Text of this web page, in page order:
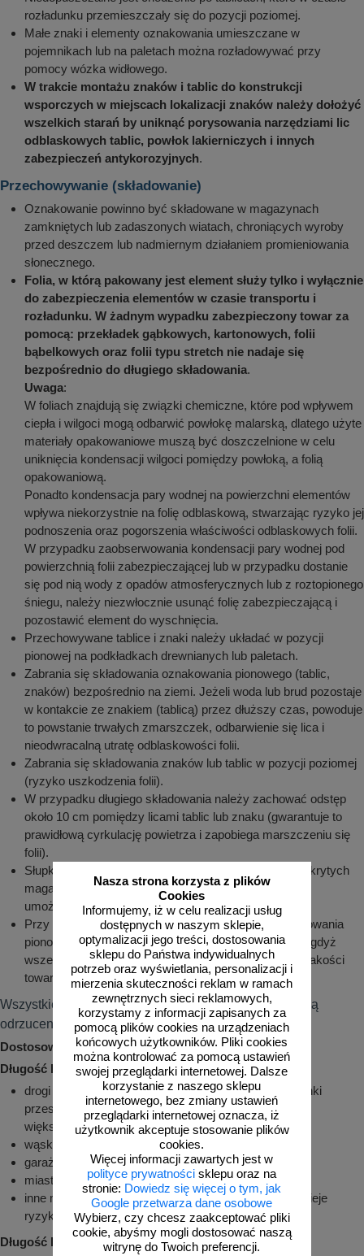
Nasza strona korzysta z plików
Cookies
Informujemy, iż w celu realizacji usług
dostępnych w naszym sklepie,
optymalizacji jego treści, dostosowania
sklepu do Państwa indywidualnych
potrzeb oraz wyświetlania, personalizacji i
mierzenia skuteczności reklam w ramach
zewnętrznych sieci reklamowych,
korzystamy z informacji zapisanych za
pomocą plików cookies na urządzeniach
końcowych użytkowników. Pliki cookies
można kontrolować za pomocą ustawień
swojej przeglądarki internetowej. Dalsze
korzystanie z naszego sklepu
internetowego, bez zmiany ustawień
przeglądarki internetowej oznacza, iż
użytkownik akceptuje stosowanie plików
cookies.
Więcej informacji zawartych jest w
polityce prywatności sklepu oraz na
stronie: Dowiedz się więcej o tym, jak
Google przetwarza dane osobowe
Wybierz, czy chcesz zaakceptować pliki
cookie, abyśmy mogli dostosować naszą
witrynę do Twoich preferencji.
rozładunku przemieszczały się do pozycji poziomej.
Małe znaki i elementy oznakowania umieszczane w
pojemnikach lub na paletach można rozładowywać przy
pomocy wózka widłowego.
W trakcie montażu znaków i tablic do konstrukcji
wsporczych w miejscach lokalizacji znaków należy dołożyć
wszelkich starań by uniknąć porysowania narzędziami lic
odblaskowych tablic, powłok lakierniczych i innych
zabezpieczeń antykorozyjnych.
Przechowywanie (składowanie)
Oznakowanie powinno być składowane w magazynach
zamkniętych lub zadaszonych wiatach, chroniących wyroby
przed deszczem lub nadmiernym działaniem promieniowania
słonecznego.
Folia, w którą pakowany jest element służy tylko i wyłącznie
do zabezpieczenia elementów w czasie transportu i
rozładunku. W żadnym wypadku zabezpieczony towar za
pomocą: przekładek gąbkowych, kartonowych, folii
bąbelkowych oraz folii typu stretch nie nadaje się
bezpośrednio do długiego składowania.
Uwaga:
W foliach znajdują się związki chemiczne, które pod wpływem
ciepła i wilgoci mogą odbarwić powłokę malarską, dlatego użyte
materiały opakowaniowe muszą być doszczelnione w celu
uniknięcia kondensacji wilgoci pomiędzy powłoką, a folią
opakowaniową.
Ponadto kondensacja pary wodnej na powierzchni elementów
wpływa niekorzystnie na folię odblaskową, stwarzając ryzyko jej
podnoszenia oraz pogorszenia właściwości odblaskowych folii.
W przypadku zaobserwowania kondensacji pary wodnej pod
powierzchnią folii zabezpieczającej lub w przypadku dostanie
się pod nią wody z opadów atmosferycznych lub z roztopionego
śniegu, należy niezwłocznie usunąć folię zabezpieczającą i
pozostawić element do wyschnięcia.
Przechowywane tablice i znaki należy układać w pozycji
pionowej na podkładkach drewnianych lub paletach.
Zabrania się składowania oznakowania pionowego (tablic,
znaków) bezpośrednio na ziemi. Jeżeli woda lub brud pozostaje
w kontakcie ze znakiem (tablicą) przez dłuższy czas, powoduje
to powstanie trwałych zmarszczek, odbarwienie się lica i
nieodwracalną utratę odblaskowości folii.
Zabrania się składowania znaków lub tablic w pozycji poziomej
(ryzyko uszkodzenia folii).
W przypadku długiego składowania należy zachować odstęp
około 10 cm pomiędzy licami tablic lub znaku (gwarantuje to
prawidłową cyrkulację powietrza i zapobiega marszczeniu się
folii).
Słupki, uchwyty i inne elementy przechowywane w odkrytych
magazynach składować w ażurowych pojemnikach
umożliwiających ściekanie wody.
Przy rozładunku i przechowywaniu elementów oznakowania
pionowego należy zachować szczególną ostrożność, gdyż
wszelkiego rodzaju zarysowania powodują obniżenie jakości
towaru.
Wszystkie odstępstwa od niniejszej instrukcji powodują
odrzucenie reklamacji.
Dostosowywanie wielkości znaku w myśl przepisów:
Długość boku 60cm:
drogi w obszarze zabudowanym, lecz tylko jeśli warunki
przestrzenne nie pozwalają na umieszczenie znaków
większych
wąskie uliczki zabytkowych miast
garaże podziemne, hale garażowe
miasteczka rowerowe dla dzieci
inne miejsca gdzie montaż znaku jest utrudniony i istnieje
ryzyko zahaczenia o niego przez pojazdy, osoby
Długość boku 75 cm: